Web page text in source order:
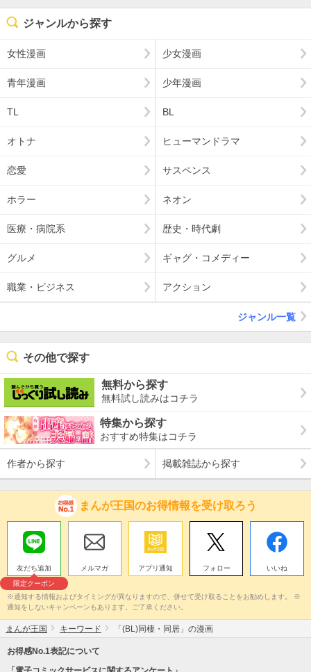
ジャンルから探す
女性漫画 少女漫画
青年漫画 少年漫画
TL BL
オトナ ヒューマンドラマ
恋愛 サスペンス
ホラー ネオン
医療・病院系 歴史・時代劇
グルメ ギャグ・コメディー
職業・ビジネス アクション
ジャンル一覧
その他で探す
無料から探す
無料試し読みはコチラ
特集から探す
おすすめ特集はコチラ
作者から探す 掲載雑誌から探す
まんが王国のお得情報を受け取ろう
友だち追加
限定クーポン
メルマガ アプリ通知 フォロー いいね
※通知する情報およびタイミングが異なりますので、併せて受け取ることをお勧めします。 ※
通知をしないキャンペーンもあります。ご了承ください。
まんが王国 キーワード 「(BL)同棲・同居」の漫画
お得感No.1表記について